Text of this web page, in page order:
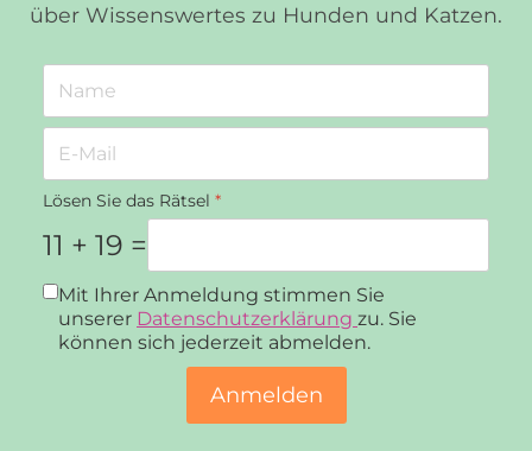
über Wissenswertes zu Hunden und Katzen.
Lösen Sie das Rätsel *
11 + 19 =
Datenschutz*
Mit Ihrer Anmeldung stimmen Sie
unserer Datenschutzerklärung zu. Sie
können sich jederzeit abmelden.
Anmelden